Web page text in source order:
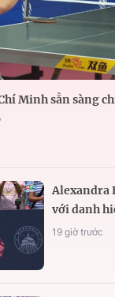
Minh sẵn sàng
Alexandra
với danh
19 giờ trước